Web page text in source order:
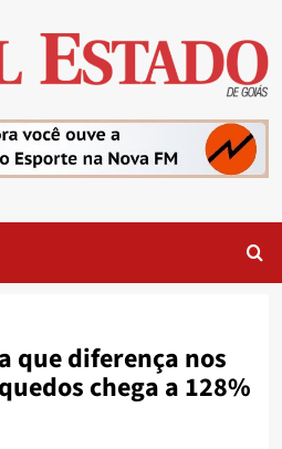
que diferença nos
chega a 128%